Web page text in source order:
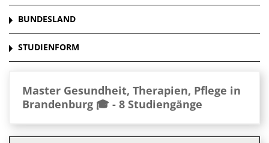
BUNDESLAND
STUDIENFORM
Master Gesundheit, Therapien, Pflege in
Brandenburg 🎓 - 8 Studiengänge